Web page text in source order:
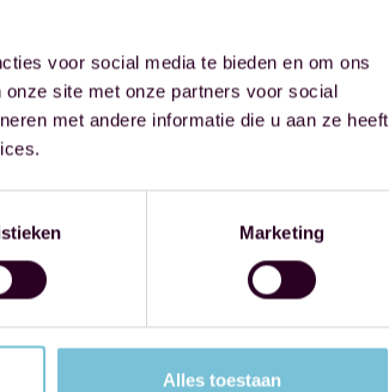
voor social media te bieden en om ons
site met onze partners voor social
met andere informatie die u aan ze heeft
Marketing
Alles toestaan